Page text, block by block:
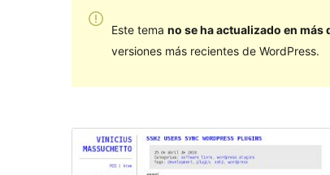
Este tema no se ha actualizado en más
versiones más recientes de WordPress.